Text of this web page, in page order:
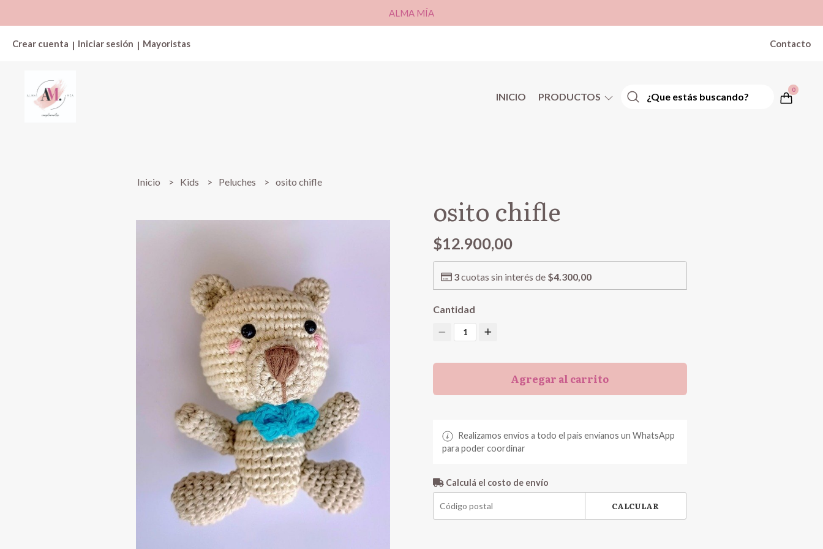
ALMA MÍA
Crear cuenta | Iniciar sesión | Mayoristas Contacto
INICIO PRODUCTOS
0
Inicio Kids Peluches osito chifle
osito chifle
$12.900,00
3cuotas sin interés de $4.300,00
Cantidad
1
Agregar al carrito
Realizamos envíos a todo el país envíanos un WhatsApp
para poder coordinar
Calculá el costo de envío
CALCULAR